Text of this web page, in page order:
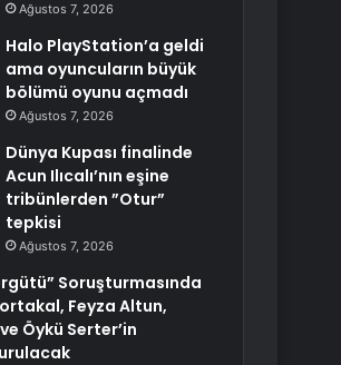
Ağustos 7, 2026
Halo PlayStation’a geldi
ama oyuncuların büyük
bölümü oyunu açmadı
Ağustos 7, 2026
Dünya Kupası finalinde
Acun Ilıcalı’nın eşine
tribünlerden ”Otur”
tepkisi
Ağustos 7, 2026
Soruşturmasında
Feyza Altun,
Öykü Serter’in